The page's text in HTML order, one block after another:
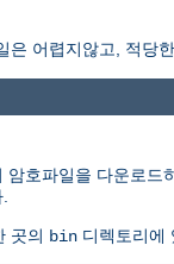
어렵지않고, 적당
호파일을 다운로드
곳의 bin 디렉토리에